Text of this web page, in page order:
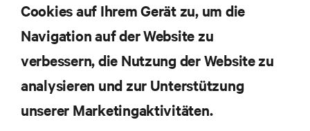
Abonnieren Sie unseren Newsletter und erhalten
die neuesten Technologietrends
Themen der Branche, mit aktuellen Diskussionen
und Einblicken von Experten in das
Rechenzentrums- und Infrastrukturmanagement.
Cookies auf Ihrem Gerät zu, um die
Navigation auf der Website zu
verbessern, die Nutzung der Website zu
analysieren und zur Unterstützung
unserer Marketingaktivitäten.